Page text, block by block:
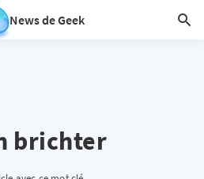
News de Geek
brichter